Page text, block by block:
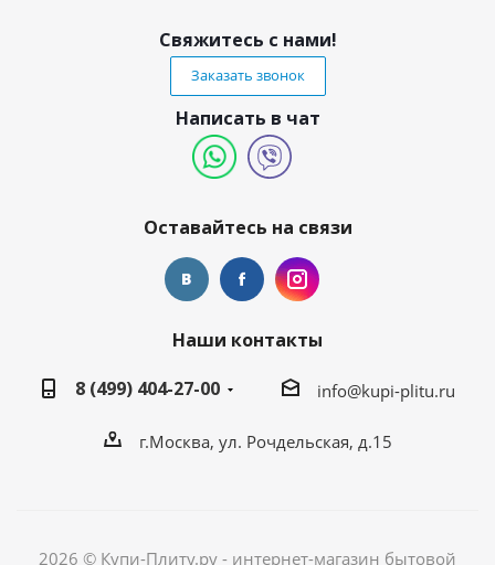
Свяжитесь с нами!
Заказать звонок
Написать в чат
Оставайтесь на связи
Наши контакты
8 (499) 404-27-00
info@kupi-plitu.ru
г.Москва, ул. Рочдельская, д.15
2026 © Купи-Плиту.ру - интернет-магазин бытовой